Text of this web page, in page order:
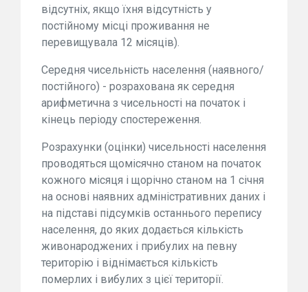
відсутніх, якщо їхня відсутність у
постійному місці проживання не
перевищувала 12 місяців).
Середня чисельність населення (наявного/
постійного) - розрахована як середня
арифметична з чисельності на початок і
кінець періоду спостереження.
Розрахунки (оцінки) чисельності населення
проводяться щомісячно станом на початок
кожного місяця і щорічно станом на 1 січня
на основі наявних адміністративних даних і
на підставі підсумків останнього перепису
населення, до яких додається кількість
живонароджених і прибулих на певну
територію і віднімається кількість
померлих і вибулих з цієї території.